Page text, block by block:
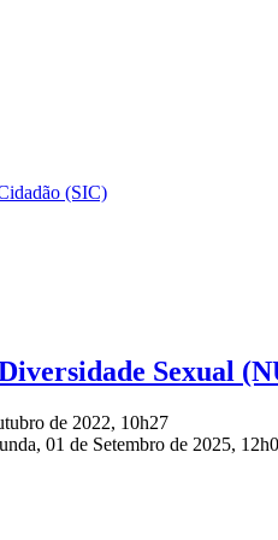
(SIC)
Sexual
de 2022, 10h27
01 de Setembro de 2025,